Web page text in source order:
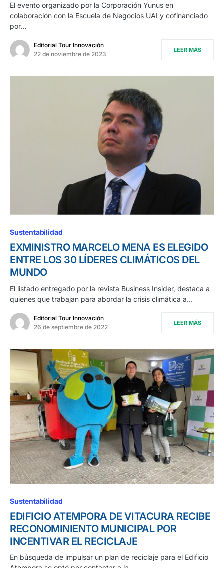
El evento organizado por la Corporación Yunus en
colaboración con la Escuela de Negocios UAI y cofinanciado
por…
Editorial Tour Innovación
22 de noviembre de 2023
LEER MÁS
Sustentabilidad
EXMINISTRO MARCELO MENA ES ELEGIDO
ENTRE LOS 30 LÍDERES CLIMÁTICOS DEL
MUNDO
El listado entregado por la revista Business Insider, destaca a
quienes que trabajan para abordar la crisis climática a…
Editorial Tour Innovación
26 de septiembre de 2022
LEER MÁS
Sustentabilidad
EDIFICIO ATEMPORA DE VITACURA RECIBE
RECONOMINIENTO MUNICIPAL POR
INCENTIVAR EL RECICLAJE
En búsqueda de impulsar un plan de reciclaje para el Edificio